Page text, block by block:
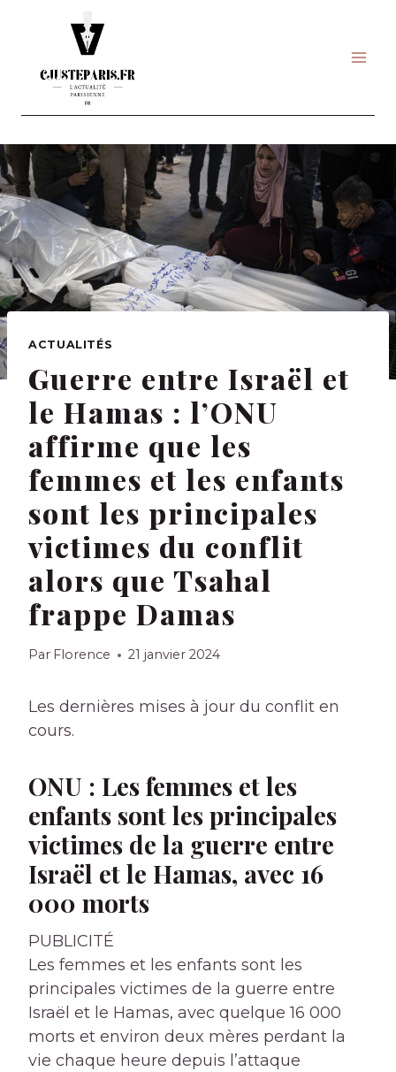
ACTUALITÉS
Guerre entre Israël et
le Hamas : l’ONU
affirme que les
femmes et les enfants
sont les principales
victimes du conflit
alors que Tsahal
frappe Damas
Par Florence 21 janvier 2024
Les dernières mises à jour du conflit en
cours.
ONU : Les femmes et les
enfants sont les principales
victimes de la guerre entre
Israël et le Hamas, avec 16
000 morts
PUBLICITÉ
Les femmes et les enfants sont les
principales victimes de la guerre entre
Israël et le Hamas, avec quelque 16 000
morts et environ deux mères perdant la
vie chaque heure depuis l’attaque